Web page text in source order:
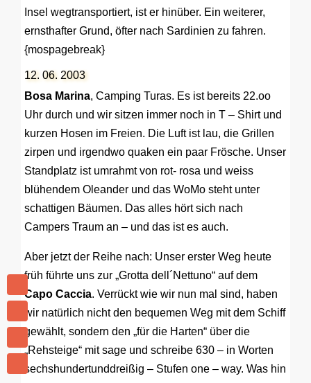
Insel wegtransportiert, ist er hinüber. Ein weiterer,
ernsthafter Grund, öfter nach Sardinien zu fahren.
{mospagebreak}
12. 06. 2003
Bosa Marina, Camping Turas. Es ist bereits 22.oo
Uhr durch und wir sitzen immer noch in T – Shirt und
kurzen Hosen im Freien. Die Luft ist lau, die Grillen
zirpen und irgendwo quaken ein paar Frösche. Unser
Standplatz ist umrahmt von rot- rosa und weiss
blühendem Oleander und das WoMo steht unter
schattigen Bäumen. Das alles hört sich nach
Campers Traum an – und das ist es auch.
Aber jetzt der Reihe nach: Unser erster Weg heute
früh führte uns zur „Grotta dell´Nettuno“ auf dem
Capo Caccia. Verrückt wie wir nun mal sind, haben
wir natürlich nicht den bequemen Weg mit dem Schiff
gewählt, sondern den „für die Harten“ über die
„Rehsteige“ mit sage und schreibe 630 – in Worten
sechshundertunddreißig – Stufen one – way. Was hin